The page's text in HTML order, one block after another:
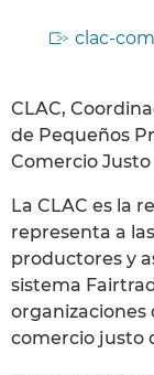
clac-
CLAC,
de Pequeños
Comercio Justo
La CLAC es la
representa a
productores y
sistema
organizaciones
comercio justo